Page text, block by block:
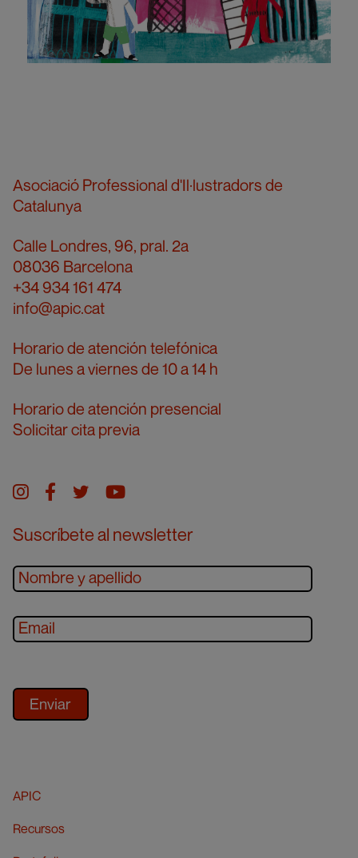
Asociació Professional d'Il·lustradors de
Catalunya
Calle Londres, 96, pral. 2a
08036 Barcelona
+34 934 161 474
info@apic.cat
Horario de atención telefónica
De lunes a viernes de 10 a 14 h
Horario de atención presencial
Solicitar cita previa
Instagram
facebook
twitteryoutube
Suscríbete al newsletter
APIC
Recursos